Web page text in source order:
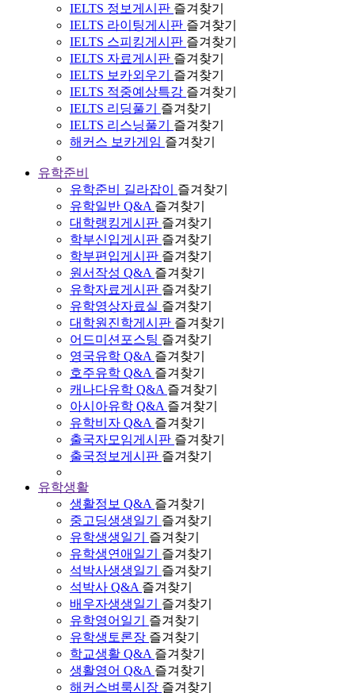
IELTS 정보게시판 즐겨찾기
IELTS 라이팅게시판 즐겨찾기
IELTS 스피킹게시판 즐겨찾기
IELTS 자료게시판 즐겨찾기
IELTS 보카외우기
즐겨찾기
IELTS 적중예상특강 즐겨찾기
IELTS 리딩풀기
즐겨찾기
IELTS 리스닝풀기
즐겨찾기
해커스 보카게임 즐겨찾기
유학준비
유학준비 길라잡이
즐겨찾기
유학일반 Q&A 즐겨찾기
대학랭킹게시판 즐겨찾기
학부신입게시판 즐겨찾기
학부편입게시판 즐겨찾기
원서작성 Q&A 즐겨찾기
유학자료게시판 즐겨찾기
유학영상자료실 즐겨찾기
대학원진학게시판 즐겨찾기
어드미션포스팅 즐겨찾기
영국유학 Q&A 즐겨찾기
호주유학 Q&A 즐겨찾기
캐나다유학 Q&A 즐겨찾기
아시아유학 Q&A 즐겨찾기
유학비자 Q&A 즐겨찾기
출국자모임게시판 즐겨찾기
출국정보게시판 즐겨찾기
유학생활
생활정보 Q&A 즐겨찾기
중고딩생생일기
즐겨찾기
유학생생일기
즐겨찾기
유학생연애일기
즐겨찾기
석박사생생일기
즐겨찾기
석박사 Q&A 즐겨찾기
배우자생생일기
즐겨찾기
유학영어일기
즐겨찾기
유학생토론장 즐겨찾기
학교생활 Q&A 즐겨찾기
생활영어 Q&A 즐겨찾기
해커스벼룩시장 즐겨찾기